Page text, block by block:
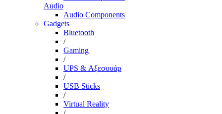
Audio
Audio Components
Gadgets
Bluetooth
/
Gaming
/
UPS & Αξεσουάρ
/
USB Sticks
/
Virtual Reality